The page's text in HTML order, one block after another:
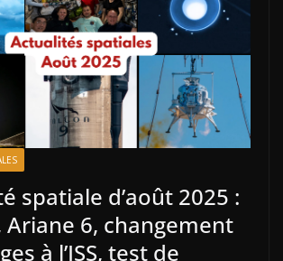
spatiale d’août 2025 :
Ariane 6, changement
à l’ISS, test de